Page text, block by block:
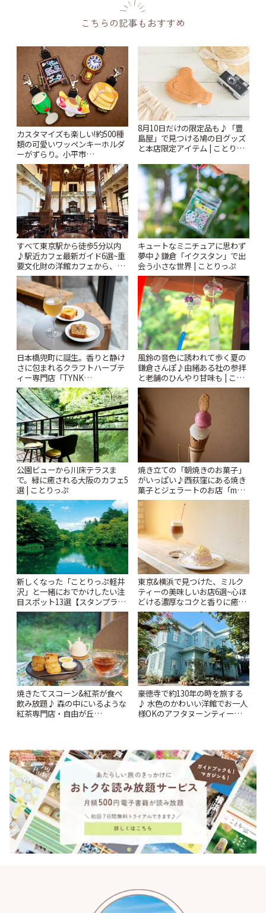
こちらの記事もおすすめ
カスタマイズも楽しい!約500種
類の可愛いワッペンキーホルダ
ーがずらり。小平市
「Kimamaya T&K」 | ことりっ
ぷ
8月10日だけの限定品も♪「豊
島屋」で見つける鳩の日グッズ
と本店限定アイテム | ことりっ
すべて東京駅から徒歩5分以内
♪駅近カフェ最新ガイド6選~重
要文化財の洋館カフェから、改
札すぐのレトロ喫茶まで~ | こと
りっぷ
キュートなミニチュアに思わず
夢中♪鎌倉「イクスタン」で出
会う小さな世界 | ことりっぷ
日本橋兜町に誕生。香りと静け
さに包まれるクラフトハーブテ
ィー専門店「TYNK
Kabutocho」 | ことりっぷ
風鈴の音色に誘われて歩く夏の
鎌倉さんぽ♪由緒ある社の参拝
と老舗のひんやり甘味も | こと
りっぷ
公園ビューから川床テラスま
で。緑に癒される大阪のカフェ5
選 | ことりっぷ
焼き立ての「朝焼きのお菓子」
がいっぱい♪西荻窪にある焼き
菓子とジェラートのお店「mUni
(ムニ)」 | ことりっぷ
新しくなった「ことりっぷ軽井
沢」と一緒におでかけしたい注
目スポット13選【スタンプラリ
ー開催中】 | ことりっぷ
東京&横浜で見つけた、ミルク
ティーの美味しいお店6選~心ほ
どける濃厚なコクと香りに癒や
されるティータイム~ | ことりっ
ぷ
焼きたてスコーン&紅茶が食べ
飲み放題♪ 森の中にいるような
紅茶専門店・自由が丘
豪徳寺で約130年の時を旅する
♪ 水色のかわいい洋館でお一人
様OKのアフタヌーンティーを